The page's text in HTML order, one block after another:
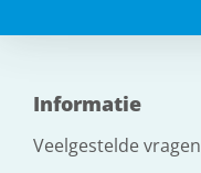
Informatie
Veelgestelde vragen